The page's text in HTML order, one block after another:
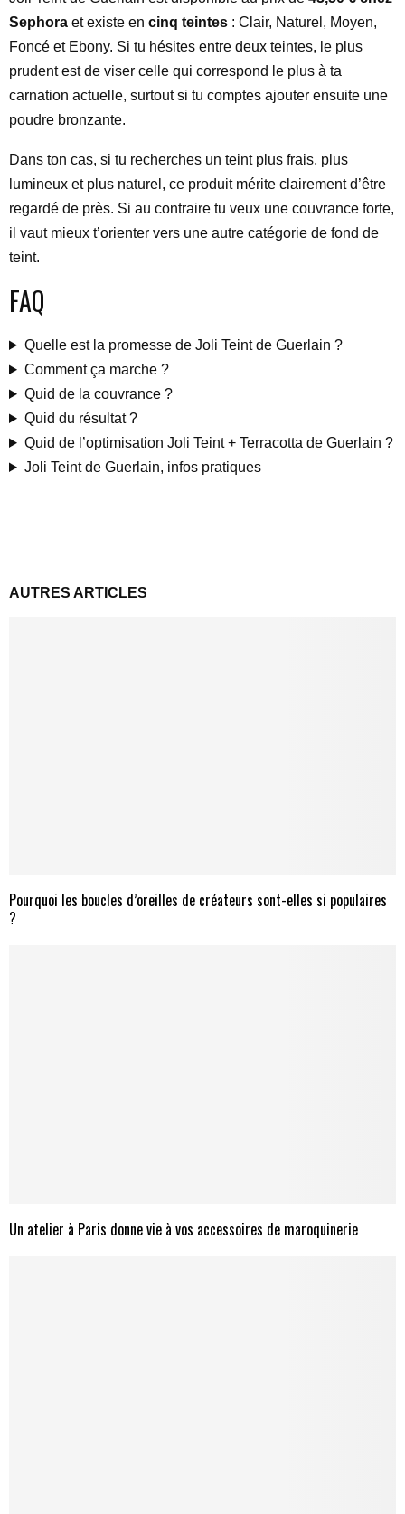
Sephora et existe en cinq teintes : Clair, Naturel, Moyen,
Foncé et Ebony. Si tu hésites entre deux teintes, le plus
prudent est de viser celle qui correspond le plus à ta
carnation actuelle, surtout si tu comptes ajouter ensuite une
poudre bronzante.
Dans ton cas, si tu recherches un teint plus frais, plus
lumineux et plus naturel, ce produit mérite clairement d’être
regardé de près. Si au contraire tu veux une couvrance forte,
il vaut mieux t’orienter vers une autre catégorie de fond de
teint.
FAQ
Quelle est la promesse de Joli Teint de Guerlain ?
Comment ça marche ?
Quid de la couvrance ?
Quid du résultat ?
Quid de l’optimisation Joli Teint + Terracotta de Guerlain ?
Joli Teint de Guerlain, infos pratiques
AUTRES ARTICLES
Pourquoi les boucles d’oreilles de créateurs sont-elles si populaires
?
Un atelier à Paris donne vie à vos accessoires de maroquinerie